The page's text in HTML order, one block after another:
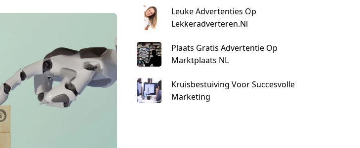
Leuke Advertenties Op
Lekkeradverteren.nl
Plaats Gratis Advertentie Op
Marktplaats NL
Kruisbestuiving Voor Succesvolle
Marketing